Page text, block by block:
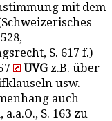
mit dem
S. 617 f.)
UVGz.B. über
usw.
auch
a.a.O., S. 163 zu